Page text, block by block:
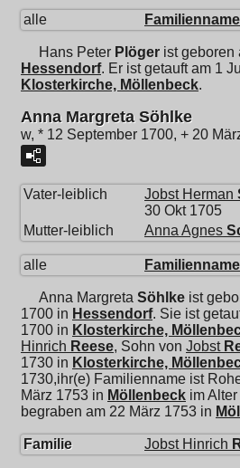
alle
Hans Peter Plöger ist geboren
Hessendorf. Er ist getauft am 1
Klosterkirche, Möllenbeck.
Anna Margreta Söhlke
w, * 12 September 1700, + 20
Vater-leiblich Jobst Herman
30 Okt 1705
Mutter-leiblich
Anna Agnes
alle
Anna Margreta Söhlke ist
1700 in Hessendorf. Sie ist
1700 in Klosterkirche,
Hinrich Reese, Sohn von Jobst
1730 in Klosterkirche,
1730,ihr(e) Familienname ist
März 1753 in Möllenbeck im
begraben am 22 März 1753 in
Familie Jobst Hinrich